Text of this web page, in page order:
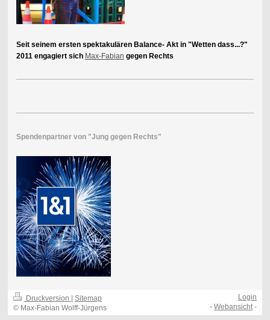
Seit seinem ersten spektakulären Balance- Akt in "Wetten dass...?"
2011 engagiert sich Max-Fabian gegen Rechts
Spendenpartner von "Jung gegen Rechts"
Druckversion | Sitemap
© Max-Fabian Wolff-Jürgens
Login
-Webansicht -